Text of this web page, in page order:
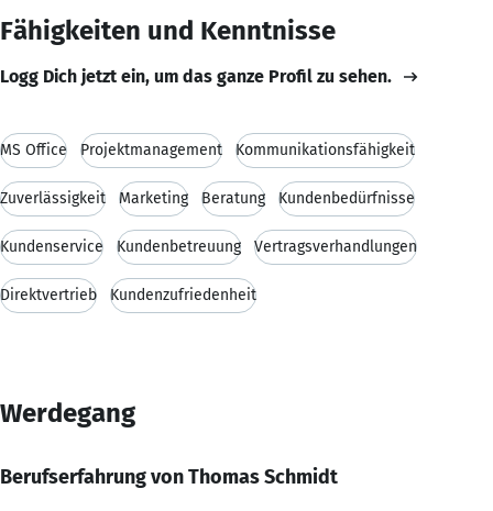
Fähigkeiten und Kenntnisse
Logg Dich jetzt ein, um das ganze Profil zu sehen.
MS Office Projektmanagement Kommunikationsfähigkeit
Zuverlässigkeit Marketing Beratung Kundenbedürfnisse
Kundenservice Kundenbetreuung Vertragsverhandlungen
Direktvertrieb Kundenzufriedenheit
Werdegang
Berufserfahrung von Thomas Schmidt